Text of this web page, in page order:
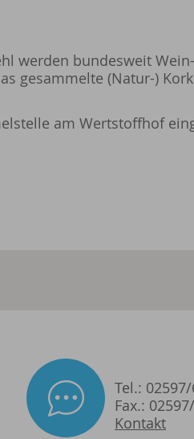
werden bundesweit
gesammelte (Natur-)
am Wertstoffhof
Tel.:
Fax.:
Kontakt